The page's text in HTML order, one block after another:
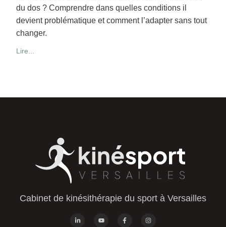
du dos ? Comprendre dans quelles conditions il
devient problématique et comment l’adapter sans tout
changer.
Lire...
Cabinet de kinésithérapie du sport à Versailles